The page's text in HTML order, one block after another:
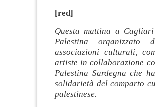
[red]
Questa mattina a
Palestina organizzato
associazioni culturali,
artiste in collaborazione
Palestina Sardegna che
solidarietà del comparto
palestinese.